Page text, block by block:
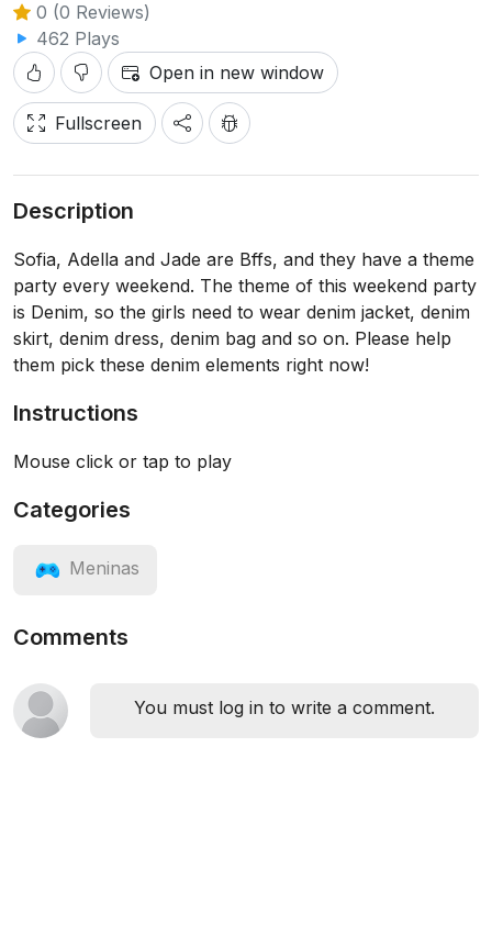
0 (0 Reviews)
462 Plays
Open in new window
Fullscreen
Description
Sofia, Adella and Jade are Bffs, and they have a theme
party every weekend. The theme of this weekend party
is Denim, so the girls need to wear denim jacket, denim
skirt, denim dress, denim bag and so on. Please help
them pick these denim elements right now!
Instructions
Mouse click or tap to play
Categories
Meninas
Comments
You must log in to write a comment.